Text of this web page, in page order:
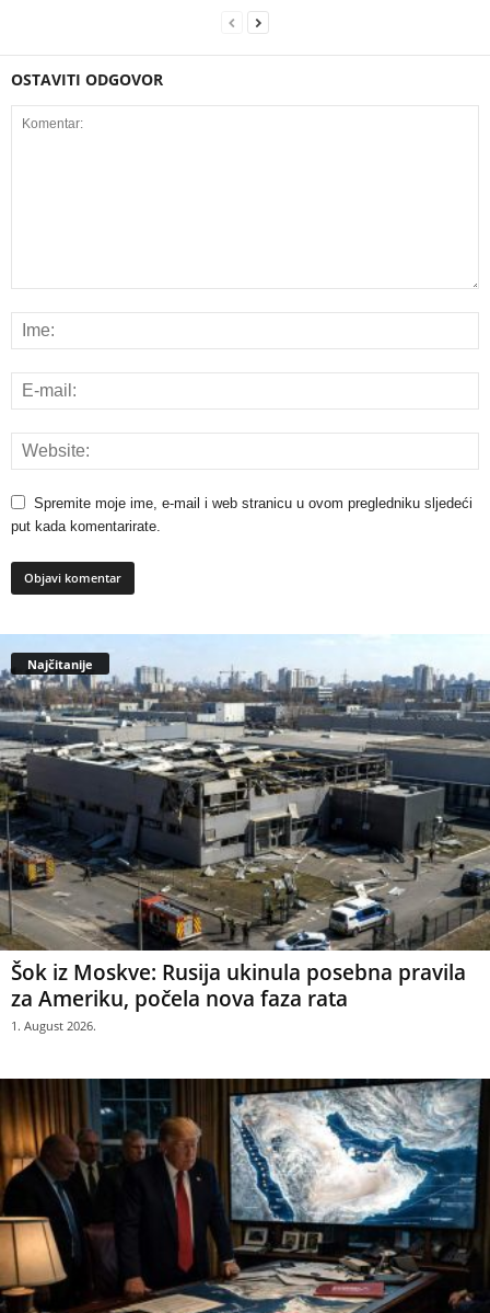
OSTAVITI ODGOVOR
Spremite moje ime, e-mail i web stranicu u ovom pregledniku sljedeći
put kada komentarirate.
Najčitanije
Šok iz Moskve: Rusija ukinula posebna pravila
za Ameriku, počela nova faza rata
1. August 2026.